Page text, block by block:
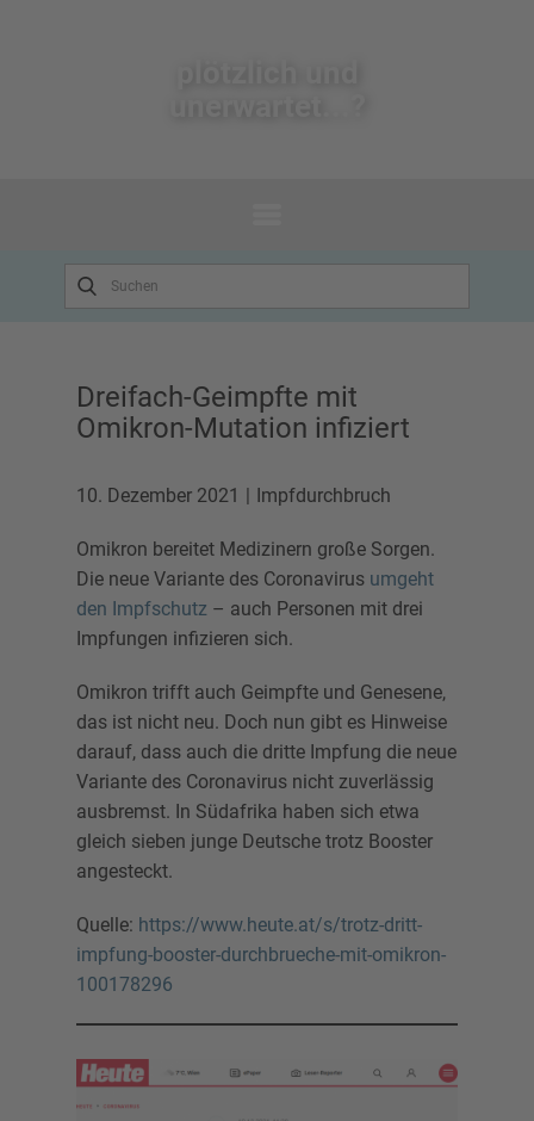
Dreifach-Geimpfte mit
Omikron-Mutation infiziert
10. Dezember 2021 Impfdurchbruch
Omikron bereitet Medizinern große Sorgen.
Die neue Variante des Coronavirus umgeht
den Impfschutz – auch Personen mit drei
Impfungen infizieren sich.
Omikron trifft auch Geimpfte und Genesene,
das ist nicht neu. Doch nun gibt es Hinweise
darauf, dass auch die dritte Impfung die neue
Variante des Coronavirus nicht zuverlässig
ausbremst. In Südafrika haben sich etwa
gleich sieben junge Deutsche trotz Booster
angesteckt.
Quelle: https://www.heute.at/s/trotz-dritt-
impfung-booster-durchbrueche-mit-omikron-
100178296